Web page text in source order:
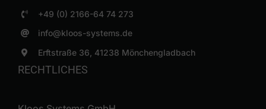
+49 (0) 2166-64 74 273
info@kloos-systems.de
Erftstraße 36, 41238 Mönchengladbach
RECHTLICHES